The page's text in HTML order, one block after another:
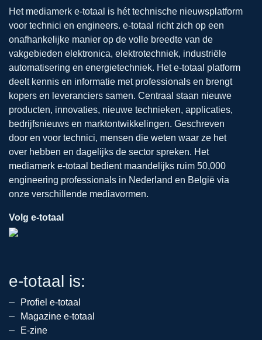
Het mediamerk e-totaal is hét technische nieuwsplatform
voor technici en engineers. e-totaal richt zich op een
onafhankelijke manier op de volle breedte van de
vakgebieden elektronica, elektrotechniek, industriële
automatisering en energietechniek. Het e-totaal platform
deelt kennis en informatie met professionals en brengt
kopers en leveranciers samen. Centraal staan nieuwe
producten, innovaties, nieuwe technieken, applicaties,
bedrijfsnieuws en marktontwikkelingen. Geschreven
door en voor technici, mensen die weten waar ze het
over hebben en dagelijks de sector spreken. Het
mediamerk e-totaal bedient maandelijks ruim 50,000
engineering professionals in Nederland en België via
onze verschillende mediavormen.
Volg e-totaal
e-totaal is:
Profiel e-totaal
Magazine e-totaal
E-zine